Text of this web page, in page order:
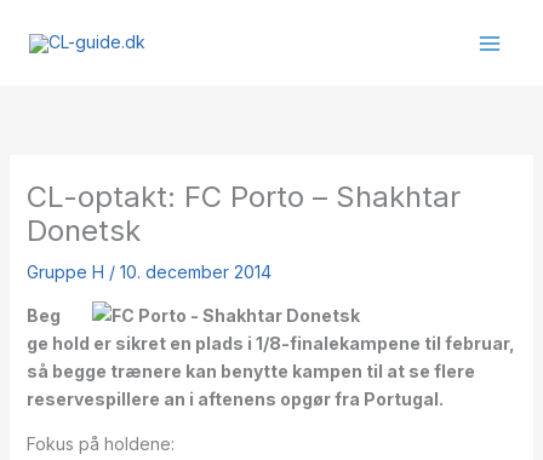
CL-optakt: FC Porto – Shakhtar
Donetsk
Gruppe H / 10. december 2014
Beg
ge hold er sikret en plads i 1/8-finalekampene til februar,
så begge trænere kan benytte kampen til at se flere
reservespillere an i aftenens opgør fra Portugal.
Fokus på holdene: